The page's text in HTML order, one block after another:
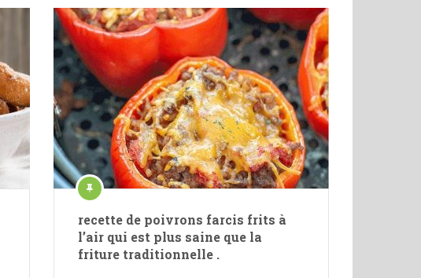
recette de poivrons farcis frits à
l’air qui est plus saine que la
friture traditionnelle .